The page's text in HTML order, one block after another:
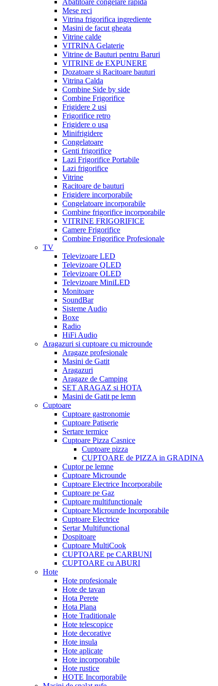
Abatitoare congelare rapida
Mese reci
Vitrina frigorifica ingrediente
Masini de facut gheata
Vitrine calde
VITRINA Gelaterie
Vitrine de Bauturi pentru Baruri
VITRINE de EXPUNERE
Dozatoare si Racitoare bauturi
Vitrina Calda
Combine Side by side
Combine Frigorifice
Frigidere 2 usi
Frigorifice retro
Frigidere o usa
Minifrigidere
Congelatoare
Genti frigorifice
Lazi Frigorifice Portabile
Lazi frigorifice
Vitrine
Racitoare de bauturi
Frigidere incorporabile
Congelatoare incorporabile
Combine frigorifice incorporabile
VITRINE FRIGORIFICE
Camere Frigorifice
Combine Frigorifice Profesionale
TV
Televizoare LED
Televizoare QLED
Televizoare OLED
Televizoare MiniLED
Monitoare
SoundBar
Sisteme Audio
Boxe
Radio
HiFi Audio
Aragazuri si cuptoare cu microunde
Aragaze profesionale
Masini de Gatit
Aragazuri
Aragaze de Camping
SET ARAGAZ si HOTA
Masini de Gatit pe lemn
Cuptoare
Cuptoare gastronomie
Cuptoare Patiserie
Sertare termice
Cuptoare Pizza Casnice
Cuptoare pizza
CUPTOARE de PIZZA in GRADINA
Cuptor pe lemne
Cuptoare Microunde
Cuptoare Electrice Incorporabile
Cuptoare pe Gaz
Cuptoare multifunctionale
Cuptoare Microunde Incorporabile
Cuptoare Electrice
Sertar Multifunctional
Dospitoare
Cuptoare MultiCook
CUPTOARE pe CARBUNI
CUPTOARE cu ABURI
Hote
Hote profesionale
Hote de tavan
Hota Perete
Hota Plana
Hote Traditionale
Hote telescopice
Hote decorative
Hote insula
Hote aplicate
Hote incorporabile
Hote rustice
HOTE Incorporabile